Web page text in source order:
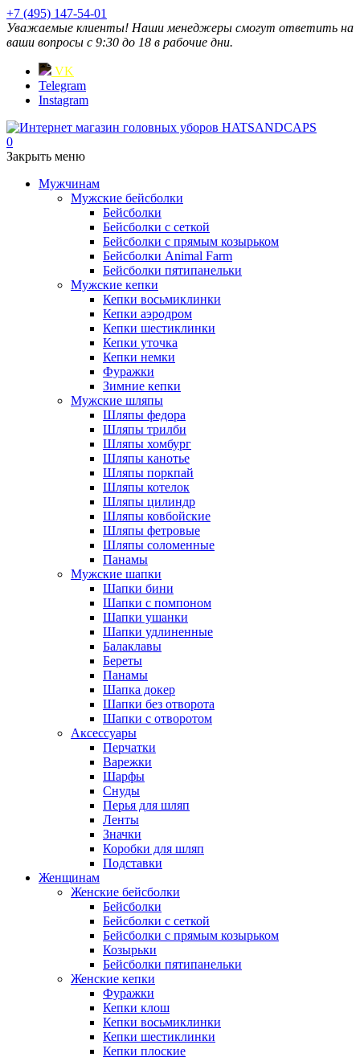
+7 (495) 147-54-01
Уважаемые клиенты! Наши менеджеры смогут ответить на
ваши вопросы с 9:30 до 18 в рабочие дни.
VK
Telegram
Instagram
0
Закрыть меню
Мужчинам
Мужские бейсболки
Бейсболки
Бейсболки с сеткой
Бейсболки с прямым козырьком
Бейсболки Animal Farm
Бейсболки пятипанельки
Мужские кепки
Кепки восьмиклинки
Кепки аэродром
Кепки шестиклинки
Кепки уточка
Кепки немки
Фуражки
Зимние кепки
Мужские шляпы
Шляпы федора
Шляпы трилби
Шляпы хомбург
Шляпы канотье
Шляпы поркпай
Шляпы котелок
Шляпы цилиндр
Шляпы ковбойские
Шляпы фетровые
Шляпы соломенные
Панамы
Мужские шапки
Шапки бини
Шапки с помпоном
Шапки ушанки
Шапки удлиненные
Балаклавы
Береты
Панамы
Шапка докер
Шапки без отворота
Шапки с отворотом
Аксессуары
Перчатки
Варежки
Шарфы
Снуды
Перья для шляп
Ленты
Значки
Коробки для шляп
Подставки
Женщинам
Женские бейсболки
Бейсболки
Бейсболки с сеткой
Бейсболки с прямым козырьком
Козырьки
Бейсболки пятипанельки
Женские кепки
Фуражки
Кепки клош
Кепки восьмиклинки
Кепки шестиклинки
Кепки плоские